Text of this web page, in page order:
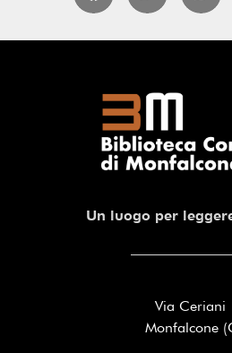
Un luogo per
Via Ceriani
Monfalcone